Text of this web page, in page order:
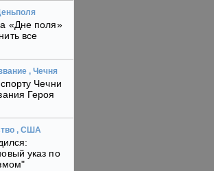
«Дне поля»
все
, Чечня
Чечни
Героя
, США
указ по